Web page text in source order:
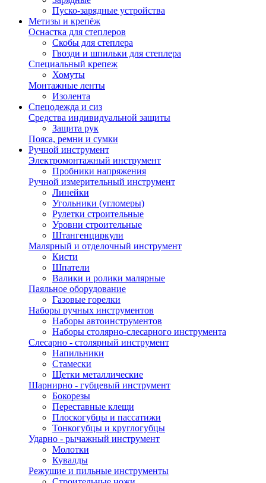
Пуско-зарядные устройства
Метизы и крепёж
Оснастка для степлеров
Скобы для степлера
Гвозди и шпильки для степлера
Специальный крепеж
Хомуты
Монтажные ленты
Изолента
Спецодежда и сиз
Средства индивидуальной защиты
Защита рук
Пояса, ремни и сумки
Ручной инструмент
Электромонтажный инструмент
Пробники напряжения
Ручной измерительный инструмент
Линейки
Угольники (угломеры)
Рулетки строительные
Уровни строительные
Штангенциркули
Малярный и отделочный инструмент
Кисти
Шпатели
Валики и ролики малярные
Паяльное оборудование
Газовые горелки
Наборы ручных инструментов
Наборы автоинструментов
Наборы столярно-слесарного инструмента
Слесарно - столярный инструмент
Напильники
Стамески
Щетки металлические
Шарнирно - губцевый инструмент
Бокорезы
Переставные клещи
Плоскогубцы и пассатижи
Тонкогубцы и круглогубцы
Ударно - рычажный инструмент
Молотки
Кувалды
Режушие и пильные инструменты